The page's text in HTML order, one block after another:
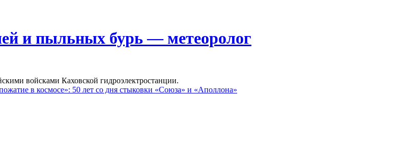
и пыльных бурь — метеоролог
войсками Каховской гидроэлектростанции.
в космосе»: 50 лет со дня стыковки «Союза» и «Аполлона»